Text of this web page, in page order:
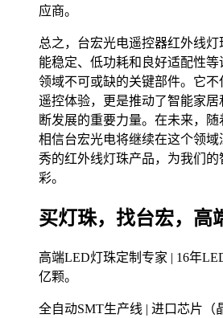
应商。
总之，台宏光电遥控器红外线
能稳定、低功耗和良好适配性
领域不可或缺的关键部件。它
遥控体验，更是推动了智能家
断发展的重要力量。在未来，随
相信台宏光电将继续在这个领
秀的红外线灯珠产品，为我们
彩。
买灯珠，找台宏，高
高端LED灯珠定制专家 | 16年
亿颗。
全自动SMT生产线 | 进口芯片（